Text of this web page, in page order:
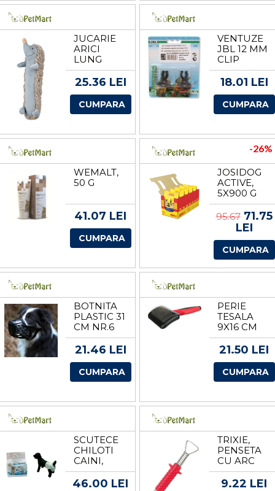
JUCARIE
ARICI
LUNG
PLUS 37
CM 34833
25.36 LEI
CUMPARA
VENTUZE
JBL 12 MM
CLIP
SUCTION
PAD
18.01 LEI
CUMPARA
WEMALT,
50 G
41.07 LEI
CUMPARA
-26%
JOSIDOG
ACTIVE,
5X900 G
95.6771.75
LEI
CUMPARA
BOTNITA
PLASTIC 31
CM NR.6
17606
21.46 LEI
CUMPARA
PERIE
TESALA
9X16 CM
24056
21.50 LEI
CUMPARA
SCUTECE
CHILOTI
CAINI,
CROCI M,
12 BUC
46.00 LEI
TRIXIE,
PENSETA
CU ARC
PENTRU
9.22 LEI